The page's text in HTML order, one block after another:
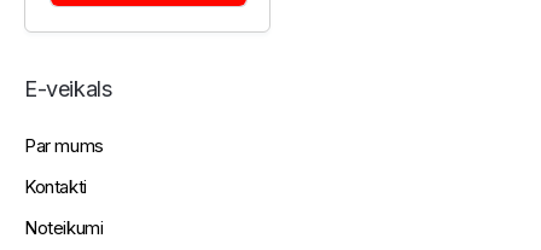
E-veikals
Par mums
Kontakti
Noteikumi